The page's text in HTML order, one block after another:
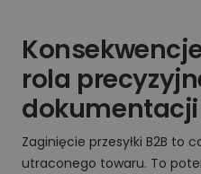
rola
dokumentacji
Zaginięcie przesyłki B2B to
utraconego towaru. To